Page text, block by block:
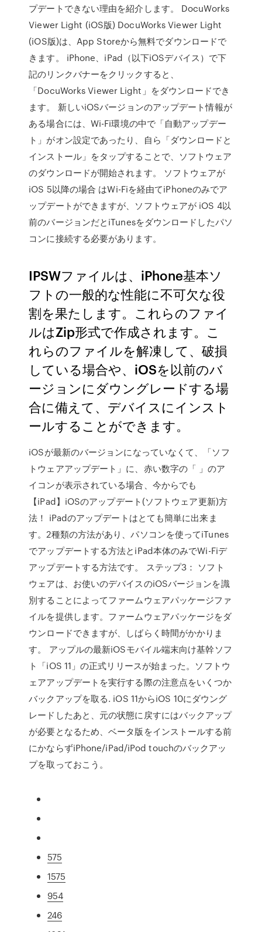
プデートできない理由を紹介します。 DocuWorks
Viewer Light (iOS版) DocuWorks Viewer Light
(iOS版)は、App Storeから無料でダウンロードで
きます。 iPhone、iPad（以下iOSデバイス）で下
記のリンクバナーをクリックすると、
「DocuWorks Viewer Light」をダウンロードでき
ます。 新しいiOSバージョンのアップデート情報が
ある場合には、Wi-Fi環境の中で「自動アップデー
ト」がオン設定であったり、自ら「ダウンロードと
インストール」をタップすることで、ソフトウェア
のダウンロードが開始されます。 ソフトウェアが
iOS 5以降の場合 はWi-Fiを経由てiPhoneのみでア
ップデートができますが、ソフトウェアが iOS 4以
前のバージョンだとiTunesをダウンロードしたパソ
コンに接続する必要があります。
IPSWファイルは、iPhone基本ソ
フトの一般的な性能に不可欠な役
割を果たします。これらのファイ
ルはZip形式で作成されます。こ
れらのファイルを解凍して、破損
している場合や、iOSを以前のバ
ージョンにダウングレードする場
合に備えて、デバイスにインスト
ールすることができます。
iOSが最新のバージョンになっていなくて、「ソフ
トウェアアップデート」に、赤い数字の「 」のア
イコンが表示されている場合、今からでも
【iPad】iOSのアップデート(ソフトウェア更新)方
法！ iPadのアップデートはとても簡単に出来ま
す。2種類の方法があり、パソコンを使ってiTunes
でアップデートする方法とiPad本体のみでWi-Fiデ
アップデートする方法です。 ステップ3： ソフト
ウェアは、お使いのデバイスのiOSバージョンを識
別することによってファームウェアパッケージファ
イルを提供します。ファームウェアパッケージをダ
ウンロードできますが、しばらく時間がかかりま
す。 アップルの最新iOSモバイル端末向け基幹ソフ
ト「iOS 11」の正式リリースが始まった。ソフトウ
ェアアップデートを実行する際の注意点をいくつか
バックアップを取る. iOS 11からiOS 10にダウング
レードしたあと、元の状態に戻すにはバックアップ
が必要となるため、ベータ版をインストールする前
にかならずiPhone/iPad/iPod touchのバックアッ
プを取っておこう。
575
1575
954
246